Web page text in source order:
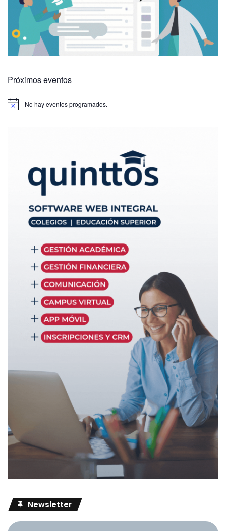
Próximos eventos
No hay eventos programados.
Newsletter